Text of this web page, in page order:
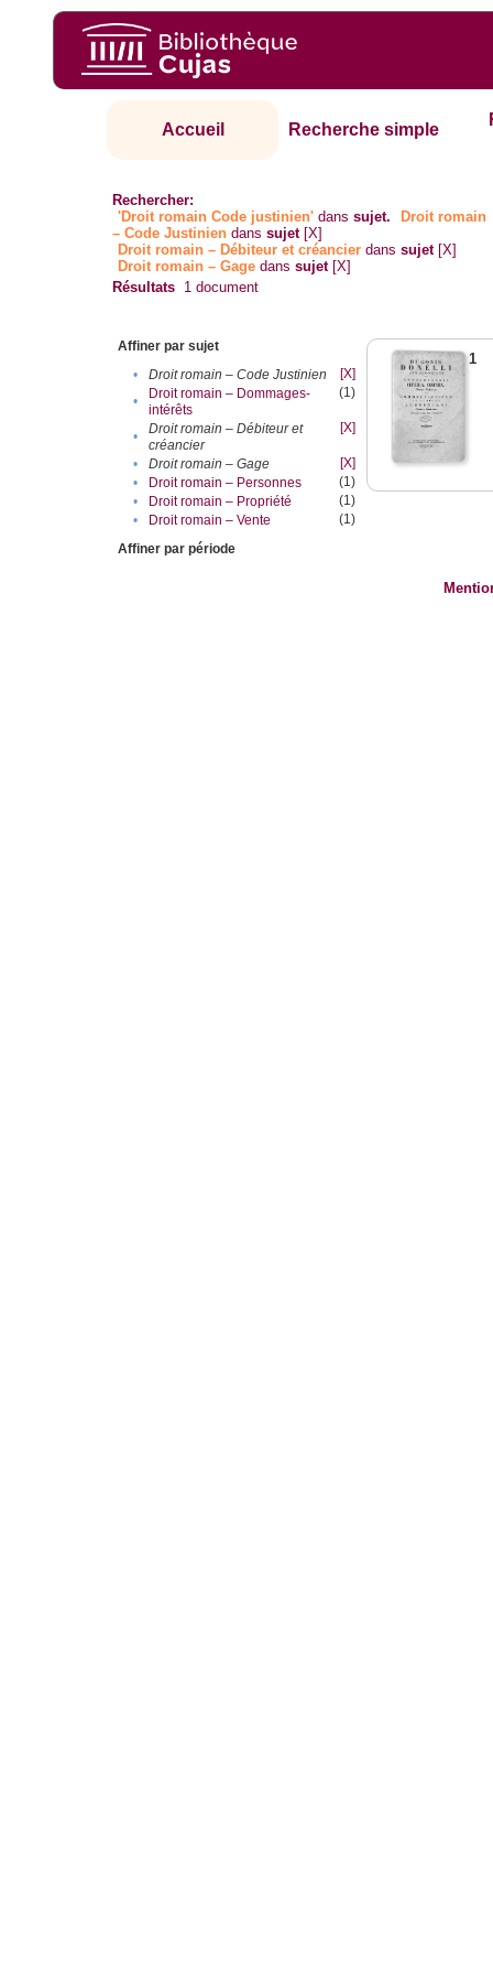
Accueil Recherche simple
Rechercher:
'Droit romain Code justinien' danssujet.
Droit romain
– Code Justinien danssujet [X]
Droit romain – Débiteur et créancier danssujet [X]
Droit romain – Gage danssujet [X]
Résultats 1 document
Affiner par sujet
•
Droit romain – Code Justinien
[X]
•
Droit romain – Dommages-
intérêts
(1)
•
Droit romain – Débiteur et
créancier
[X]
• Droit romain – Gage
[X]
•
Droit romain – Personnes
(1)
•
Droit romain – Propriété
(1)
•
Droit romain – Vente
(1)
Affiner par période
1